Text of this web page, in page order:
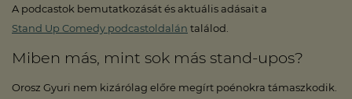
A podcastok bemutatkozását és aktuális adásait a
Stand Up Comedy podcastoldalán találod.
Miben más, mint sok más stand-upos?
Orosz Gyuri nem kizárólag előre megírt poénokra támaszkodik.